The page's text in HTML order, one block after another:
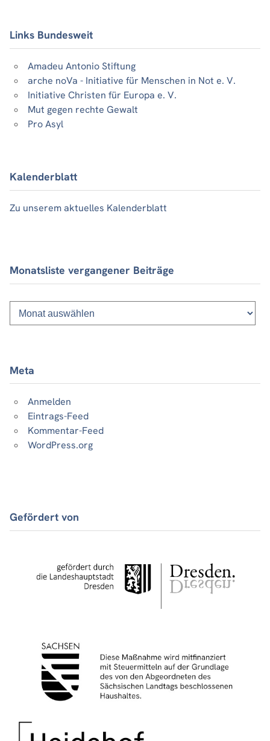
Links Bundesweit
Amadeu Antonio Stiftung
arche noVa - Initiative für Menschen in Not e. V.
Initiative Christen für Europa e. V.
Mut gegen rechte Gewalt
Pro Asyl
Kalenderblatt
Zu unserem aktuelles Kalenderblatt
Monatsliste vergangener Beiträge
Monatsliste
vergangener
Beiträge
Meta
Anmelden
Eintrags-Feed
Kommentar-Feed
WordPress.org
Gefördert von